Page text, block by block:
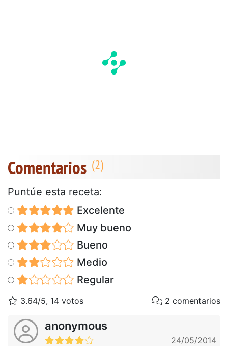
Comentarios
Puntúe esta receta:
Excelente
Muy bueno
Bueno
Medio
Regular
3.64/5, 14 votos 2 comentarios
anonymous
24/05/2014